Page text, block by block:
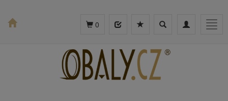
Toggle
Toggle
0